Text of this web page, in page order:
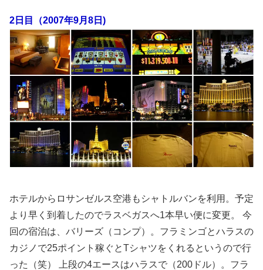
2日目（2007年9月8日)
ホテルからロサンゼルス空港もシャトルバンを利用。予定
より早く到着したのでラスベガスへ1本早い便に変更。 今
回の宿泊は、バリーズ（コンプ）。フラミンゴとハラスの
カジノで25ポイント稼ぐとTシャツをくれるというので行
った（笑） 上段の4エースはハラスで（200ドル）。フラ